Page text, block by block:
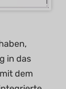
in das
dem